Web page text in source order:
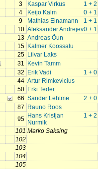
3
1 + 2
Kaspar Virkus
4
0 + 1
Keijo Kalm
9
1 + 1
Mathias Einamann
10
0 + 1
Aleksander Andrejev
13 Andreas Õun
15
Kalmer Koossalu
25
Liivar Laks
31
Kevin Tamm
32
1 + 0
Erik Vadi
44 Artur Rimkevicius
50
Erki Teder
66
2 + 0
Sander Lehtme
87
Rauno Roos
95
1 + 2
Hans Kristjan
Nurmik
101 Marko Saksing
102
103
104
105